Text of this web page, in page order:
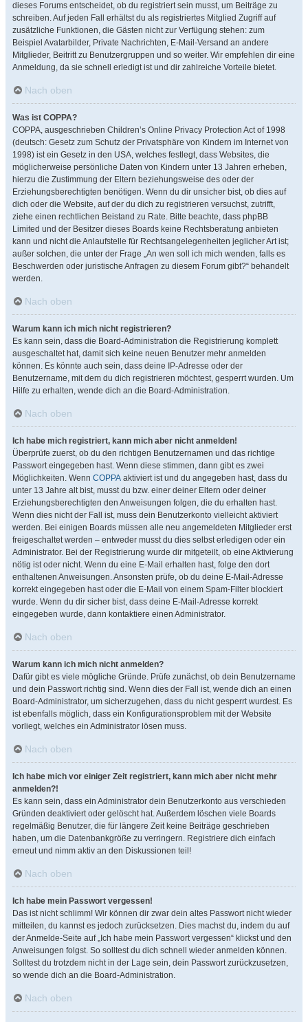
dieses Forums entscheidet, ob du registriert sein musst, um Beiträge zu
schreiben. Auf jeden Fall erhältst du als registriertes Mitglied Zugriff auf
zusätzliche Funktionen, die Gästen nicht zur Verfügung stehen: zum
Beispiel Avatarbilder, Private Nachrichten, E-Mail-Versand an andere
Mitglieder, Beitritt zu Benutzergruppen und so weiter. Wir empfehlen dir eine
Anmeldung, da sie schnell erledigt ist und dir zahlreiche Vorteile bietet.
Nach oben
Was ist COPPA?
COPPA, ausgeschrieben Children’s Online Privacy Protection Act of 1998
(deutsch: Gesetz zum Schutz der Privatsphäre von Kindern im Internet von
1998) ist ein Gesetz in den USA, welches festlegt, dass Websites, die
möglicherweise persönliche Daten von Kindern unter 13 Jahren erheben,
hierzu die Zustimmung der Eltern beziehungsweise des oder der
Erziehungsberechtigten benötigen. Wenn du dir unsicher bist, ob dies auf
dich oder die Website, auf der du dich zu registrieren versuchst, zutrifft,
ziehe einen rechtlichen Beistand zu Rate. Bitte beachte, dass phpBB
Limited und der Besitzer dieses Boards keine Rechtsberatung anbieten
kann und nicht die Anlaufstelle für Rechtsangelegenheiten jeglicher Art ist;
außer solchen, die unter der Frage „An wen soll ich mich wenden, falls es
Beschwerden oder juristische Anfragen zu diesem Forum gibt?“ behandelt
werden.
Nach oben
Warum kann ich mich nicht registrieren?
Es kann sein, dass die Board-Administration die Registrierung komplett
ausgeschaltet hat, damit sich keine neuen Benutzer mehr anmelden
können. Es könnte auch sein, dass deine IP-Adresse oder der
Benutzername, mit dem du dich registrieren möchtest, gesperrt wurden. Um
Hilfe zu erhalten, wende dich an die Board-Administration.
Nach oben
Ich habe mich registriert, kann mich aber nicht anmelden!
Überprüfe zuerst, ob du den richtigen Benutzernamen und das richtige
Passwort eingegeben hast. Wenn diese stimmen, dann gibt es zwei
Möglichkeiten. Wenn COPPA aktiviert ist und du angegeben hast, dass du
unter 13 Jahre alt bist, musst du bzw. einer deiner Eltern oder deiner
Erziehungsberechtigten den Anweisungen folgen, die du erhalten hast.
Wenn dies nicht der Fall ist, muss dein Benutzerkonto vielleicht aktiviert
werden. Bei einigen Boards müssen alle neu angemeldeten Mitglieder erst
freigeschaltet werden – entweder musst du dies selbst erledigen oder ein
Administrator. Bei der Registrierung wurde dir mitgeteilt, ob eine Aktivierung
nötig ist oder nicht. Wenn du eine E-Mail erhalten hast, folge den dort
enthaltenen Anweisungen. Ansonsten prüfe, ob du deine E-Mail-Adresse
korrekt eingegeben hast oder die E-Mail von einem Spam-Filter blockiert
wurde. Wenn du dir sicher bist, dass deine E-Mail-Adresse korrekt
eingegeben wurde, dann kontaktiere einen Administrator.
Nach oben
Warum kann ich mich nicht anmelden?
Dafür gibt es viele mögliche Gründe. Prüfe zunächst, ob dein Benutzername
und dein Passwort richtig sind. Wenn dies der Fall ist, wende dich an einen
Board-Administrator, um sicherzugehen, dass du nicht gesperrt wurdest. Es
ist ebenfalls möglich, dass ein Konfigurationsproblem mit der Website
vorliegt, welches ein Administrator lösen muss.
Nach oben
Ich habe mich vor einiger Zeit registriert, kann mich aber nicht mehr
anmelden?!
Es kann sein, dass ein Administrator dein Benutzerkonto aus verschieden
Gründen deaktiviert oder gelöscht hat. Außerdem löschen viele Boards
regelmäßig Benutzer, die für längere Zeit keine Beiträge geschrieben
haben, um die Datenbankgröße zu verringern. Registriere dich einfach
erneut und nimm aktiv an den Diskussionen teil!
Nach oben
Ich habe mein Passwort vergessen!
Das ist nicht schlimm! Wir können dir zwar dein altes Passwort nicht wieder
mitteilen, du kannst es jedoch zurücksetzen. Dies machst du, indem du auf
der Anmelde-Seite auf „Ich habe mein Passwort vergessen“ klickst und den
Anweisungen folgst. So solltest du dich schnell wieder anmelden können.
Solltest du trotzdem nicht in der Lage sein, dein Passwort zurückzusetzen,
so wende dich an die Board-Administration.
Nach oben